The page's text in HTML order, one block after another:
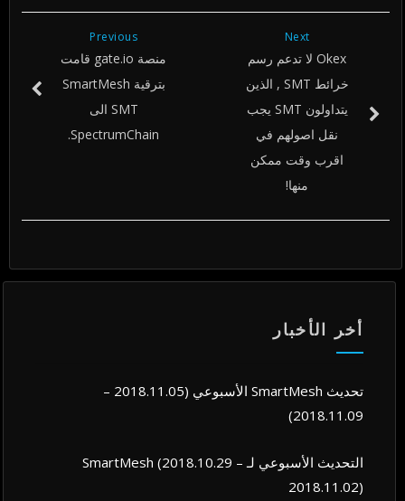
Next
Okex لا تدعم رسم
خرائط SMT , الذين
يتداولون SMT يجب
نقل اصولهم في
اقرب وقت ممكن
منها!
Previous
منصة gate.io قامت
بترقية SmartMesh
SMT الى
SpectrumChain.
أخر الأخبار
تحديث SmartMesh الأسبوعي (2018.11.05 –
2018.11.09)
التحديث الأسبوعي لـ SmartMesh (2018.10.29 –
2018.11.02)